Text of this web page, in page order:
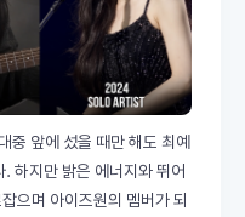
앞에 섰을 때만 해도 최예
하지만 밝은 에너지와 뛰어
으며 아이즈원의 멤버가 되